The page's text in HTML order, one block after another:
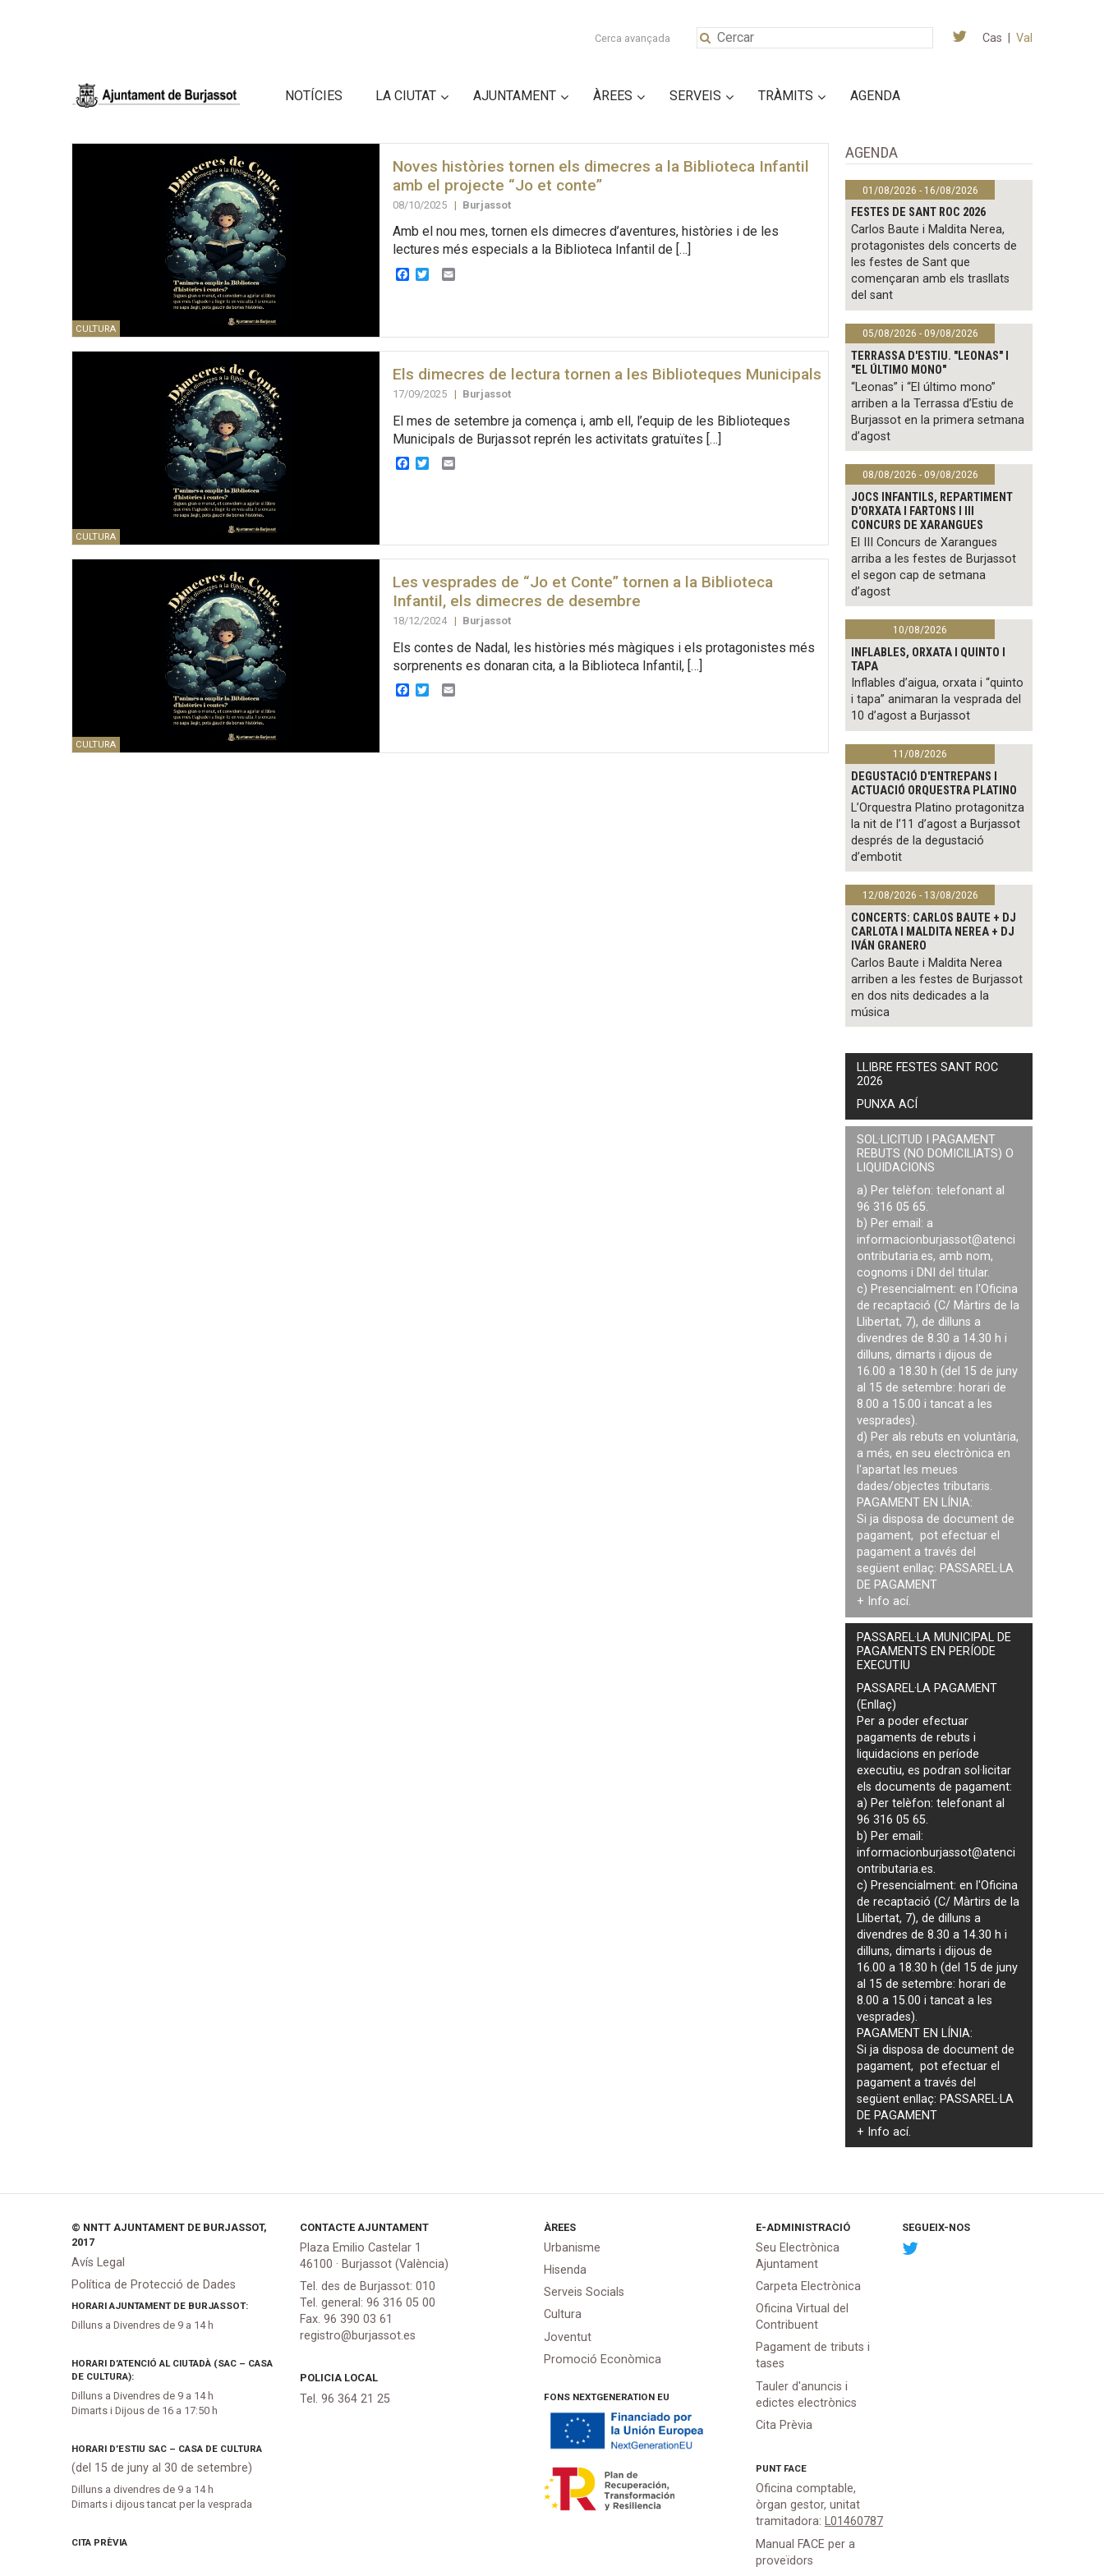
Cerca avançada Cas Val
NOTÍCIES LA CIUTAT AJUNTAMENT ÀREES SERVEIS TRÀMITS AGENDA
CULTURA
Noves històries tornen els dimecres a la Biblioteca Infantil
amb el projecte “Jo et conte”
08/10/2025 | Burjassot
Amb el nou mes, tornen els dimecres d’aventures, històries i de les
lectures més especials a la Biblioteca Infantil de […]
Facebook
TwitterEmail
CULTURA
Els dimecres de lectura tornen a les Biblioteques Municipals
17/09/2025 | Burjassot
El mes de setembre ja comença i, amb ell, l’equip de les Biblioteques
Municipals de Burjassot reprén les activitats gratuïtes […]
Facebook
TwitterEmail
CULTURA
Les vesprades de “Jo et Conte” tornen a la Biblioteca
Infantil, els dimecres de desembre
18/12/2024 | Burjassot
Els contes de Nadal, les històries més màgiques i els protagonistes més
sorprenents es donaran cita, a la Biblioteca Infantil, […]
Facebook
TwitterEmail
AGENDA
01/08/2026 - 16/08/2026
FESTES DE SANT ROC 2026
Carlos Baute i Maldita Nerea,
protagonistes dels concerts de
les festes de Sant que
començaran amb els trasllats
del sant
05/08/2026 - 09/08/2026
TERRASSA D'ESTIU. "LEONAS" I
"EL ÚLTIMO MONO"
“Leonas” i “El último mono”
arriben a la Terrassa d’Estiu de
Burjassot en la primera setmana
d’agost
08/08/2026 - 09/08/2026
JOCS INFANTILS, REPARTIMENT
D'ORXATA I FARTONS I III
CONCURS DE XARANGUES
El III Concurs de Xarangues
arriba a les festes de Burjassot
el segon cap de setmana
d’agost
10/08/2026
INFLABLES, ORXATA I QUINTO I
TAPA
Inflables d’aigua, orxata i “quinto
i tapa” animaran la vesprada del
10 d’agost a Burjassot
11/08/2026
DEGUSTACIÓ D'ENTREPANS I
ACTUACIÓ ORQUESTRA PLATINO
L’Orquestra Platino protagonitza
la nit de l’11 d’agost a Burjassot
després de la degustació
d’embotit
12/08/2026 - 13/08/2026
CONCERTS: CARLOS BAUTE + DJ
CARLOTA I MALDITA NEREA + DJ
IVÁN GRANERO
Carlos Baute i Maldita Nerea
arriben a les festes de Burjassot
en dos nits dedicades a la
música
LLIBRE FESTES SANT ROC
2026
PUNXA ACÍ
SOL·LICITUD I PAGAMENT
REBUTS (NO DOMICILIATS) O
LIQUIDACIONS
a) Per telèfon: telefonant al
96 316 05 65.
b) Per email: a
informacionburjassot@atenci
ontributaria.es, amb nom,
cognoms i DNI del titular.
c) Presencialment: en l'Oficina
de recaptació (C/ Màrtirs de la
Llibertat, 7), de dilluns a
divendres de 8.30 a 14.30 h i
dilluns, dimarts i dijous de
16.00 a 18.30 h (del 15 de juny
al 15 de setembre: horari de
8.00 a 15.00 i tancat a les
vesprades).
d) Per als rebuts en voluntària,
a més, en seu electrònica en
l'apartat les meues
dades/objectes tributaris.
PAGAMENT EN LÍNIA:
Si ja disposa de document de
pagament, pot efectuar el
pagament a través del
següent enllaç: PASSAREL·LA
DE PAGAMENT
+ Info ací.
PASSAREL·LA MUNICIPAL DE
PAGAMENTS EN PERÍODE
EXECUTIU
PASSAREL·LA PAGAMENT
(Enllaç)
Per a poder efectuar
pagaments derebuts i
liquidacions en període
executiu, es podransol·licitar
els documents de pagament:
a) Per telèfon: telefonant al
96 316 05 65.
b) Per email:
informacionburjassot@atenci
ontributaria.es.
c) Presencialment: en l'Oficina
de recaptació (C/ Màrtirs de la
Llibertat, 7), de dilluns a
divendres de 8.30 a 14.30 h i
dilluns, dimarts i dijous de
16.00 a 18.30 h (del 15 de juny
al 15 de setembre: horari de
8.00 a 15.00 i tancat a les
vesprades).
PAGAMENT EN LÍNIA:
Si ja disposa de document de
pagament, pot efectuar el
pagament a través del
següent enllaç: PASSAREL·LA
DE PAGAMENT
+ Infoací.
© NNTT AJUNTAMENT DE BURJASSOT,
2017
Avís Legal
Política de Protecció de Dades
HORARI AJUNTAMENT DE BURJASSOT:
Dilluns a Divendres de 9 a 14 h
HORARI D’ATENCIÓ AL CIUTADÀ (SAC – CASA
DE CULTURA):
Dilluns a Divendres de 9 a 14 h
Dimarts i Dijous de 16 a 17:50 h
HORARI D’ESTIU SAC – CASA DE CULTURA
(del 15 de juny al 30 de setembre)
Dilluns a divendres de 9 a 14 h
Dimarts i dijous tancat per la vesprada
CITA PRÈVIA
CONTACTE AJUNTAMENT
Plaza Emilio Castelar 1
46100 · Burjassot (València)
Tel. des de Burjassot: 010
Tel. general: 96 316 05 00
Fax. 96 390 03 61
registro@burjassot.es
POLICIA LOCAL
Tel. 96 364 21 25
ÀREES
Urbanisme
Hisenda
Serveis Socials
Cultura
Joventut
Promoció Econòmica
FONS NEXTGENERATION EU
E-ADMINISTRACIÓ
Seu Electrònica
Ajuntament
Carpeta Electrònica
Oficina Virtual del
Contribuent
Pagament de tributs i
tases
Tauler d'anuncis i
edictes electrònics
Cita Prèvia
PUNT FACE
Oficina comptable,
òrgan gestor, unitat
tramitadora: L01460787
Manual FACE per a
proveïdors
SEGUEIX-NOS